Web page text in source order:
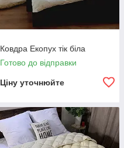
Ковдра Екопух тік біла
Готово до відправки
Ціну уточнюйте